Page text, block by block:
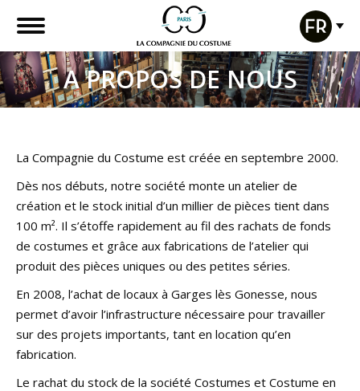
A PROPOS DE NOUS
La Compagnie du Costume est créée en septembre 2000.
Dès nos débuts, notre société monte un atelier de
création et le stock initial d’un millier de pièces tient dans
100 m². Il s’étoffe rapidement au fil des rachats de fonds
de costumes et grâce aux fabrications de l’atelier qui
produit des pièces uniques ou des petites séries.
En 2008, l’achat de locaux à Garges lès Gonesse, nous
permet d’avoir l’infrastructure nécessaire pour travailler
sur des projets importants, tant en location qu’en
fabrication.
Le rachat du stock de la société Costumes et Costume en